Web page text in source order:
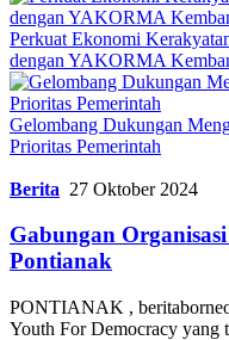
Perkuat Ekonomi
dengan YAKORMA
Gelombang Dukungan
Prioritas Pemerintah
Berita 27 Oktober 2024
Gabungan
Pontianak
PONTIANAK ,
Youth For Democracy